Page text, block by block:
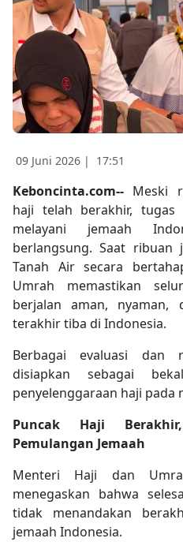
09 Juni 2026 | 17:51
Keboncinta.com-- Meski
haji telah berakhir, tugas
melayani jemaah
berlangsung. Saat
Tanah Air secara
Umrah memastikan
berjalan aman,
terakhir tiba di Indonesia.
Berbagai evaluasi dan
disiapkan sebagai
penyelenggaraan haji pada
Puncak Haji
Pemulangan Jemaah
Menteri Haji dan
menegaskan bahwa
tidak menandakan
jemaah Indonesia.